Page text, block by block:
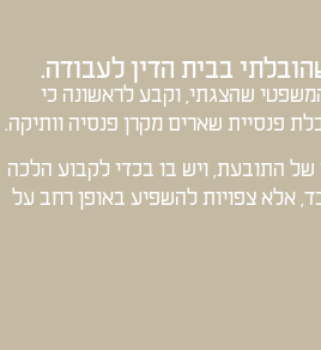
בבית הדין לעבודה.
הטיעון המשפטי שהצגתי, וקבע לראשונה כי
פנסיית שארים מקרן פנסיה וותיקה.
התובעת, ויש בו בכדי לקבוע הלכה
אלא צפויות להשפיע באופן רחב על